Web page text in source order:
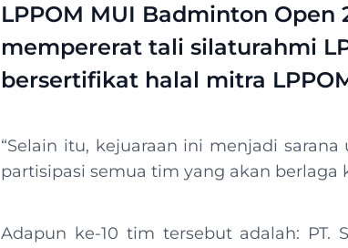
LPPOM MUI Badminton
mempererat tali silaturahmi
bersertifikat halal mitra
“Selain itu, kejuaraan ini menjadi
partisipasi semua tim yang akan berlaga
Adapun ke-10 tim tersebut adalah: PT.